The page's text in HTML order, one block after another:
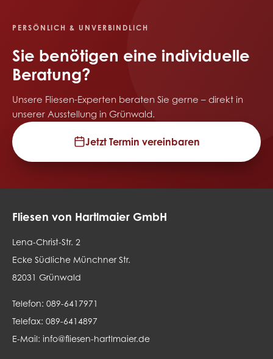
PERSÖNLICH & UNVERBINDLICH
Sie benötigen eine individuelle
Beratung?
Unsere Fliesen-Experten beraten Sie gerne – direkt in
unserer Ausstellung in Grünwald.
Jetzt Termin vereinbaren
Fliesen von Hartlmaier GmbH
Lena-Christ-Str. 2
Ecke Südliche Münchner Str.
82031 Grünwald
Telefon: 089-6417971
Telefax: 089-6414897
E-Mail: info@fliesen-hartlmaier.de